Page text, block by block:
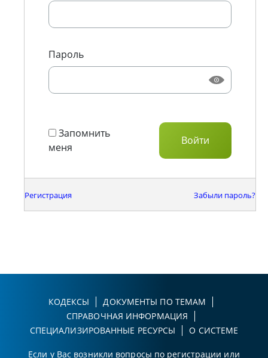
Пароль
Запомнить
меня
Регистрация Забыли пароль?
КОДЕКСЫ
ДОКУМЕНТЫ ПО ТЕМАМ
СПРАВОЧНАЯ ИНФОРМАЦИЯ
СПЕЦИАЛИЗИРОВАННЫЕ РЕСУРСЫ
О СИСТЕМЕ
Если у Вас возникли вопросы по регистрации или